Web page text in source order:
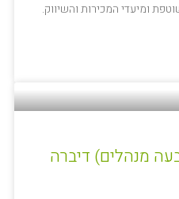
ומיעדי המכירות והשיווק.
מנהלים) דיברה